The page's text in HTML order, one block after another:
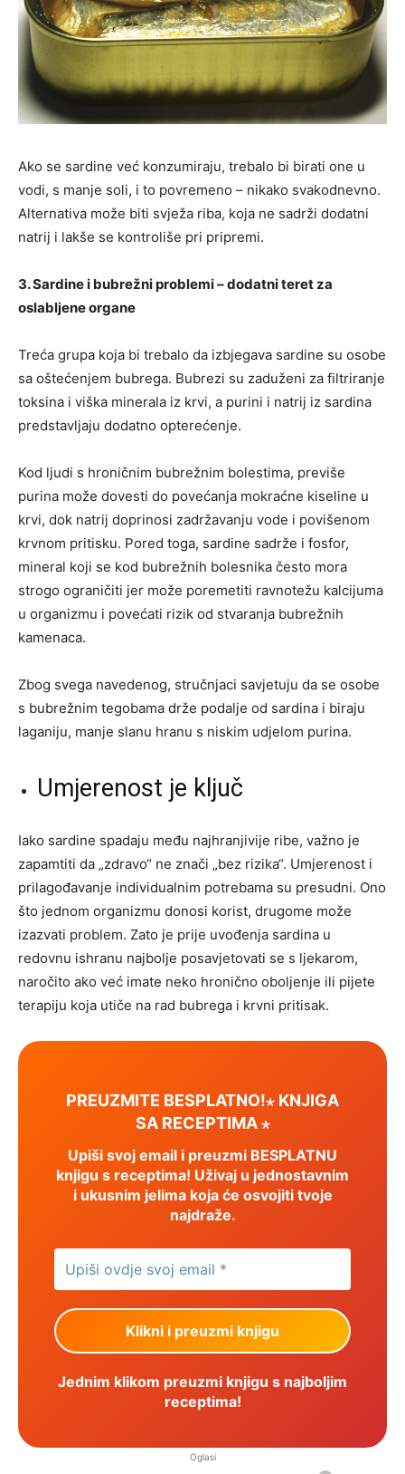
Ako se sardine već konzumiraju, trebalo bi birati one u
vodi, s manje soli, i to povremeno – nikako svakodnevno.
Alternativa može biti svježa riba, koja ne sadrži dodatni
natrij i lakše se kontroliše pri pripremi.
3. Sardine i bubrežni problemi – dodatni teret za
oslabljene organe
Treća grupa koja bi trebalo da izbjegava sardine su osobe
sa oštećenjem bubrega. Bubrezi su zaduženi za filtriranje
toksina i viška minerala iz krvi, a purini i natrij iz sardina
predstavljaju dodatno opterećenje.
Kod ljudi s hroničnim bubrežnim bolestima, previše
purina može dovesti do povećanja mokraćne kiseline u
krvi, dok natrij doprinosi zadržavanju vode i povišenom
krvnom pritisku. Pored toga, sardine sadrže i fosfor,
mineral koji se kod bubrežnih bolesnika često mora
strogo ograničiti jer može poremetiti ravnotežu kalcijuma
u organizmu i povećati rizik od stvaranja bubrežnih
kamenaca.
Zbog svega navedenog, stručnjaci savjetuju da se osobe
s bubrežnim tegobama drže podalje od sardina i biraju
laganiju, manje slanu hranu s niskim udjelom purina.
Umjerenost je ključ
Iako sardine spadaju među najhranjivije ribe, važno je
zapamtiti da „zdravo“ ne znači „bez rizika“. Umjerenost i
prilagođavanje individualnim potrebama su presudni. Ono
što jednom organizmu donosi korist, drugome može
izazvati problem. Zato je prije uvođenja sardina u
redovnu ishranu najbolje posavjetovati se s ljekarom,
naročito ako već imate neko hronično oboljenje ili pijete
terapiju koja utiče na rad bubrega i krvni pritisak.
PREUZMITE BESPLATNO!⋆ KNJIGA
SA RECEPTIMA ⋆
Upiši svoj email i preuzmi BESPLATNU
knjigu s receptima! Uživaj u jednostavnim
i ukusnim jelima koja će osvojiti tvoje
najdraže.
Jednim klikom preuzmi knjigu s najboljim
receptima!
Oglasi